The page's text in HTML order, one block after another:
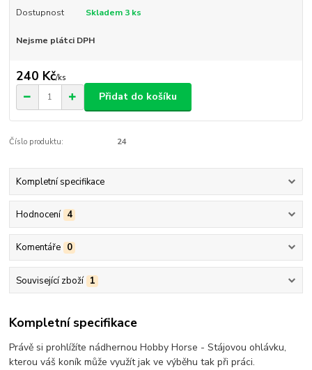
Dostupnost Skladem 3 ks
Nejsme plátci DPH
240 Kč/ks
Přidat do košíku
Číslo produktu: 24
Kompletní specifikace
Hodnocení 4
Komentáře 0
Související zboží 1
Kompletní specifikace
Právě si prohlížíte nádhernou Hobby Horse - Stájovou ohlávku,
kterou váš koník může využít jak ve výběhu tak při práci.